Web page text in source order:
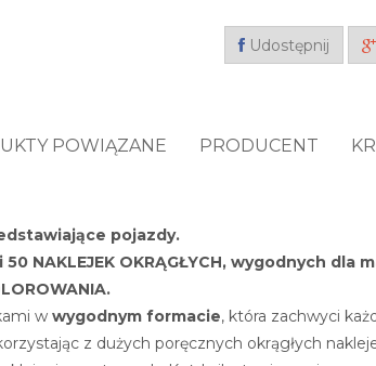
Udostępnij
POWIĄZANE PRODUCENT
pojazdy.
50 NAKLEJEK OKRĄGŁYCH, wygodnych dla
w wygodnym formacie, która zachwyci
z dużych poręcznych okrągłych